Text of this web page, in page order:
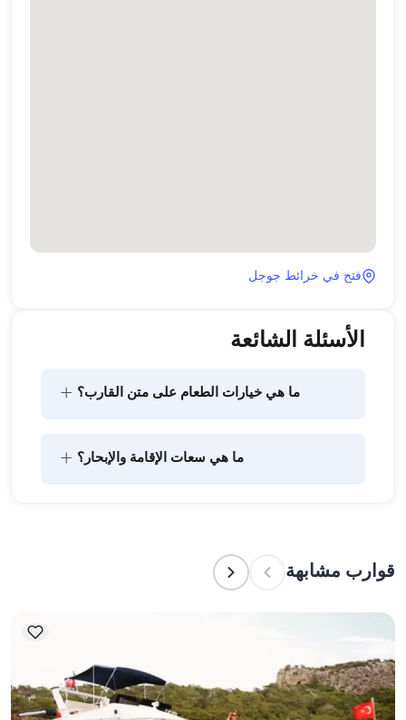
فتح في خرائط جوجل
الأسئلة الشائعة
ما هي خيارات الطعام على متن القارب؟ +
ما هي سعات الإقامة والإبحار؟ +
للإيجارات اليومية، فتنطبق سعة الإبحار.
قوارب مشابهة